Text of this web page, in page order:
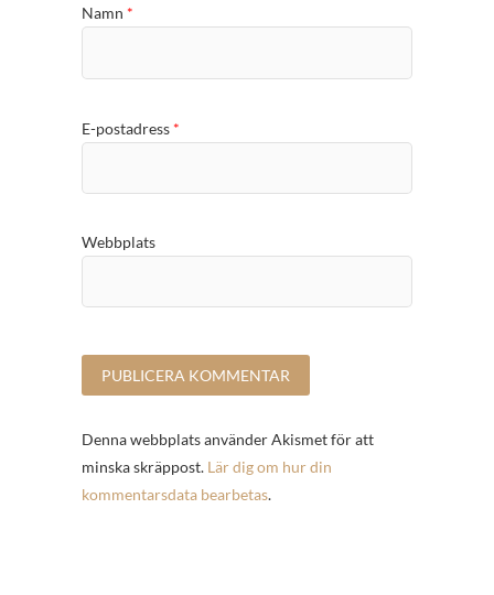
Namn *
E-postadress *
Webbplats
Denna webbplats använder Akismet för att
minska skräppost. Lär dig om hur din
kommentarsdata bearbetas.